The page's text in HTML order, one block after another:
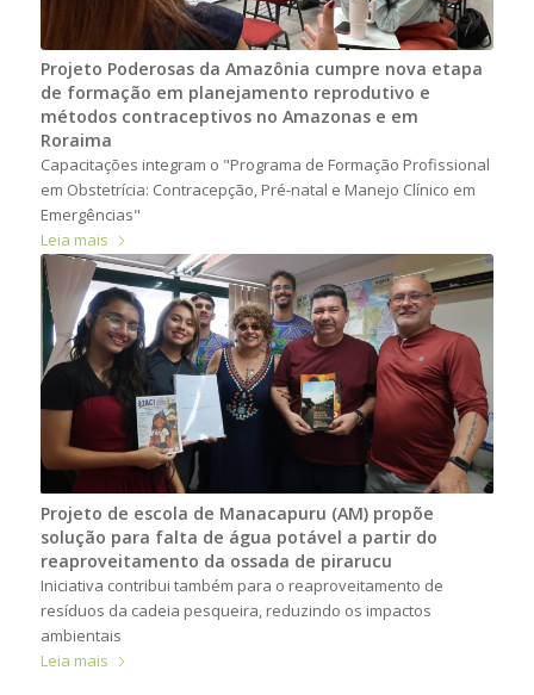
Projeto Poderosas da Amazônia cumpre nova etapa
de formação em planejamento reprodutivo e
métodos contraceptivos no Amazonas e em
Roraima
Capacitações integram o "Programa de Formação Profissional
em Obstetrícia: Contracepção, Pré-natal e Manejo Clínico em
Emergências"
Leia mais
Projeto de escola de Manacapuru (AM) propõe
solução para falta de água potável a partir do
reaproveitamento da ossada de pirarucu
Iniciativa contribui também para o reaproveitamento de
resíduos da cadeia pesqueira, reduzindo os impactos
ambientais
Leia mais